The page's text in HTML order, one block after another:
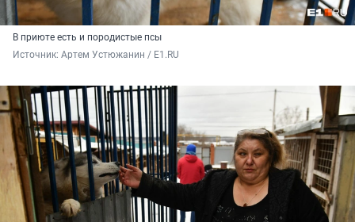
В приюте есть и породистые псы
Источник: Артем Устюжанин / E1.RU